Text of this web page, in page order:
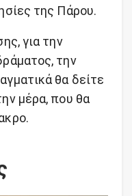
της Πάρου.
για την
την
θα δείτε
μέρα, που θα